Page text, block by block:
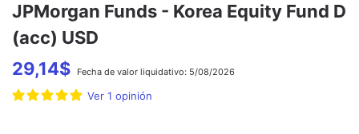
JPMorgan Funds - Korea Equity Fund D
(acc) USD
29,14$ Fecha de valor liquidativo: 5/08/2026
Ver 1 opinión